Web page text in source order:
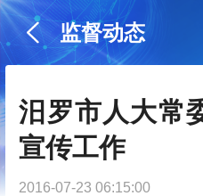
监督动态
汨罗市人大常
宣传工作
2016-07-23 06:15:00